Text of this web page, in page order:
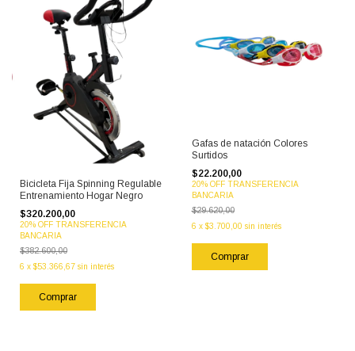
Bicicleta Fija Spinning Regulable
Entrenamiento Hogar Negro
$320.200,00
20% OFF TRANSFERENCIA
BANCARIA
$382.600,00
6 x $53.366,67 sin interés
Gafas de natación Colores
Surtidos
$22.200,00
20% OFF TRANSFERENCIA
BANCARIA
$29.620,00
6 x $3.700,00 sin interés